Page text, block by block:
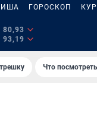
ГОРОСКОП
80,93
93,19
Что